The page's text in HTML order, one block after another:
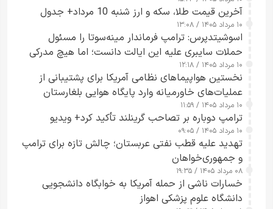
آخرین قیمت طلا، سکه و ارز شنبه 10 مرداد+ جدول
۱۰ مرداد ۱۴۰۵ / ۱۳:۰۸
اسوشیتدپرس: ترامپ فرماندار مینه‌سوتا را مسئول
حملات سایبری علیه این ایالت دانست؛ اما هیچ مدرکی
ارائه نکرد
۱۰ مرداد ۱۴۰۵ / ۱۲:۱۸
نخستین هواپیماهای نظامی آمریکا برای پشتیبانی از
عملیات‌های خاورمیانه وارد پایگاه هوایی بلغارستان
شدند
۱۰ مرداد ۱۴۰۵ / ۱۱:۵۹
ترامپ دوباره بر تصاحب گرینلند تأکید کرد+ ویدیو
۱۰ مرداد ۱۴۰۵ / ۰۹:۰۵
تهدید علیه قطب نفتی عربستان؛ چالش تازه برای ترامپ
و جمهوری‌خواهان
۰۸ مرداد ۱۴۰۵ / ۱۹:۳۵
خسارات ناشی از حمله آمریکا به خوابگاه دانشجویی
دانشگاه علوم پزشکی اهواز